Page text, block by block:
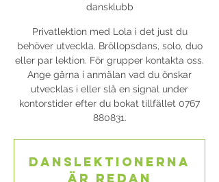
dansklubb
Privatlektion med Lola i det just du
behöver utveckla. Bröllopsdans, solo, duo
eller par lektion. För grupper kontakta oss.
Ange gärna i anmälan vad du önskar
utvecklas i eller slå en signal under
kontorstider efter du bokat tillfället 0767
880831.
Danslektionerna
är redan